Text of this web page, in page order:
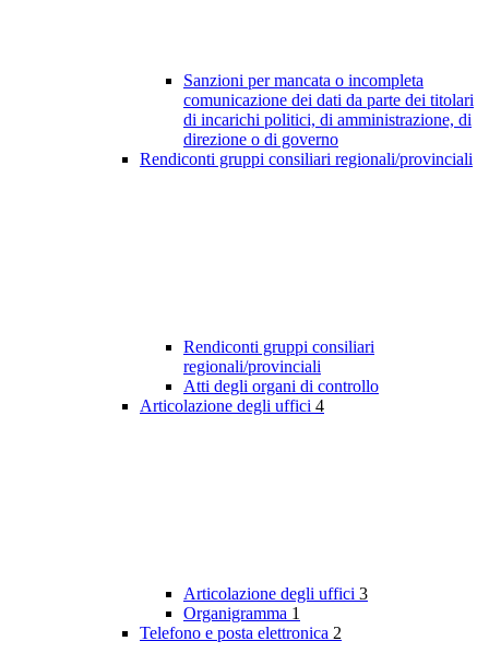
Sanzioni per mancata o incompleta
comunicazione dei dati da parte dei titolari
di incarichi politici, di amministrazione, di
direzione o di governo
Rendiconti gruppi consiliari regionali/provinciali
Rendiconti gruppi consiliari
regionali/provinciali
Atti degli organi di controllo
Articolazione degli uffici 4
Articolazione degli uffici 3
Organigramma 1
Telefono e posta elettronica 2